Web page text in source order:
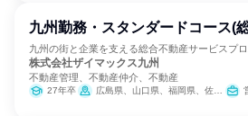
九州勤務・スタンダードコース(
九州の街と企業を支える総合不動産サービスプ
株式会社ザイマックス九州
不動産管理、不動産仲介、不動産
27年卒 広島県、山口県、福岡県、佐賀県、長崎県、熊本県、大分県、宮崎県、鹿児島県、沖縄県